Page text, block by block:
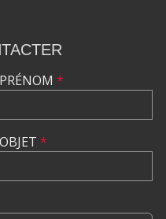
PRÉNOM *
OBJET *